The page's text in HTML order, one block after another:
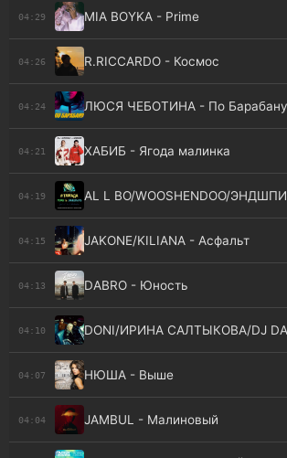
04:29 MIA BOYKA - Prime
04:26 R.RICCARDO - Космос
04:24 ЛЮСЯ ЧЕБОТИНА - По Барабану
04:21 ХАБИБ - Ягода малинка
04:19 AL L BO/WOOSHENDOO/
04:15 JAKONE/KILIANA - Асфальт
04:13 DABRO - Юность
04:10 DONI/ИРИНА САЛТЫКОВА/DJ
04:07 НЮША - Выше
04:04 JAMBUL - Малиновый